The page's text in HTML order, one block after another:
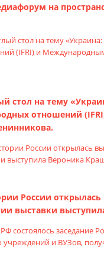
на
стол на тему
отношений
России
выставки